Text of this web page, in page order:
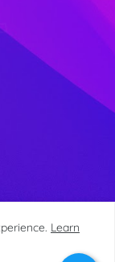
Learn